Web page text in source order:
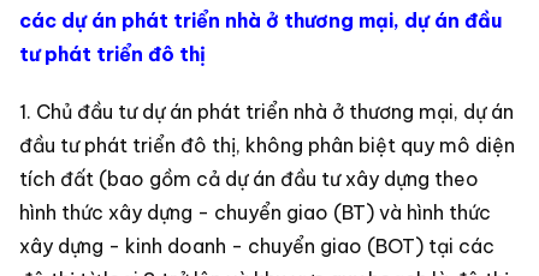
các dự án phát triển nhà ở thương mại, dự án đầu
tư phát triển đô thị
1. Chủ đầu tư dự án phát triển nhà ở thương mại, dự án
đầu tư phát triển đô thị, không phân biệt quy mô diện
tích đất (bao gồm cả dự án đầu tư xây dựng theo
hình thức xây dựng - chuyển giao (BT) và hình thức
xây dựng - kinh doanh - chuyển giao (BOT) tại các